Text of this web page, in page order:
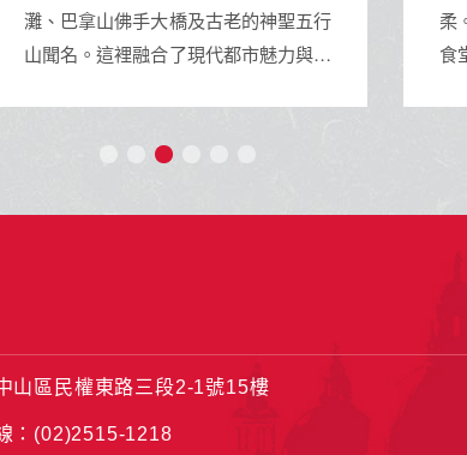
及古老的神聖五行
現代都市魅力與深
柔。坐看由布院之森的
食堂的煙火氣。九州，
山區民權東路三段2-1號15樓
：(02)2515-1218